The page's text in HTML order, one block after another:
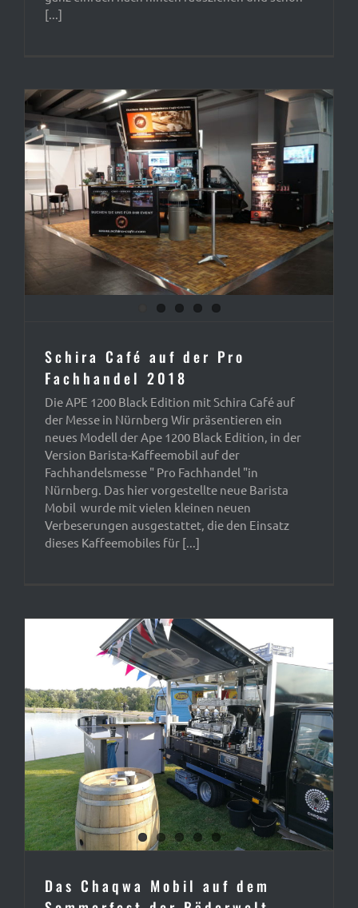
[...]
Schira Café auf der Pro
Fachhandel 2018
Die APE 1200 Black Edition mit Schira Café auf
der Messe in Nürnberg Wir präsentieren ein
neues Modell der Ape 1200 Black Edition, in der
Version Barista-Kaffeemobil auf der
Fachhandelsmesse " Pro Fachhandel "in
Nürnberg. Das hier vorgestellte neue Barista
Mobil wurde mit vielen kleinen neuen
Verbeserungen ausgestattet, die den Einsatz
dieses Kaffeemobiles für [...]
Das Chaqwa Mobil auf dem